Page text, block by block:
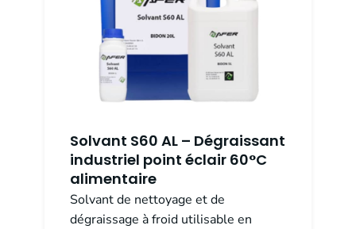
Solvant S60 AL – Dégraissant
industriel point éclair 60°C
alimentaire
Solvant de nettoyage et de
dégraissage à froid utilisable en